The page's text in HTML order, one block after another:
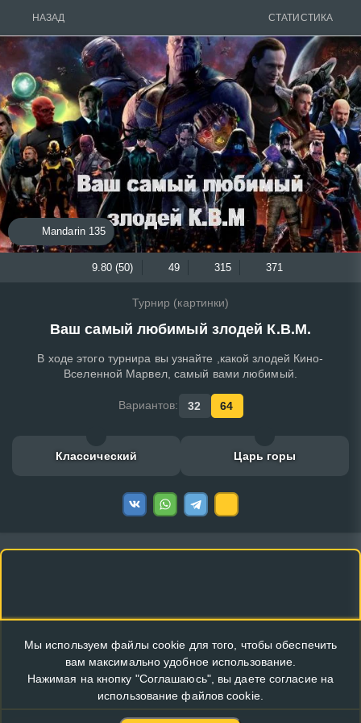
НАЗАД СТАТИСТИКА
Mandarin 135
9.80 (50) 49 315 371
Турнир (картинки)
Ваш самый любимый злодей К.В.М.
В ходе этого турнира вы узнайте ,какой злодей Кино-
Вселенной Марвел, самый вами любимый.
Вариантов: 32 64
Классический Царь горы
Мы используем файлы cookie для того, чтобы обеспечить
вам максимально удобное использование.
Нажимая на кнопку "Соглашаюсь", вы даете согласие на
использование файлов cookie.